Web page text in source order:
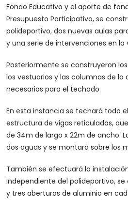
Fondo Educativo y el aporte de
Presupuesto Participativo, se
polideportivo, dos nuevas aulas
y una serie de intervenciones en la
Posteriormente se construyeron
los vestuarios y las columnas de lo
necesarios para el techado.
En esta instancia se techará todo
estructura de vigas reticuladas,
de 34m de largo x 22m de ancho.
dos aguas y se montará sobre los
También se efectuará la
independiente del polideportivo,
y tres aberturas de aluminio en